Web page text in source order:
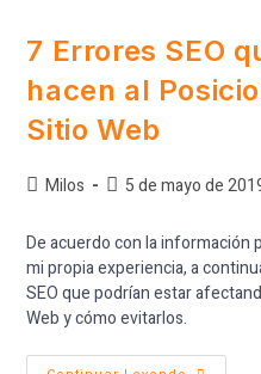
7 Errores SEO
hacen al
Sitio Web
Milos 5 de mayo de
De acuerdo con la información
mi propia experiencia, a
SEO que podrían estar
Web y cómo evitarlos.